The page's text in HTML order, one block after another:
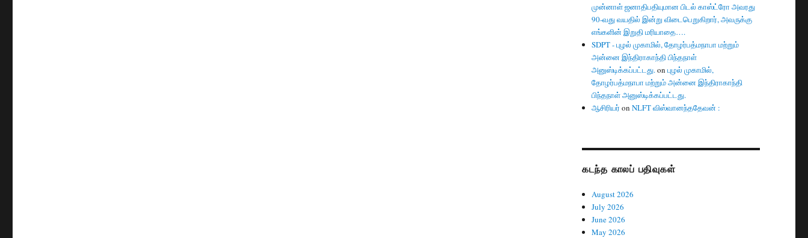
முன்னாள் ஜனாதிபதியுமான பிடல் காஸ்ட்ரோ அவரது
90-வது வயதில் இன்று விடைபெறுகிறார், அவருக்கு
எங்களின் இறுதி மரியாதை….
SDPT - புழல் முகாமில், தோழர்பத்மநாபா மற்றும்
அன்னை இந்திராகாந்தி பிந்தநாள்
அனுஸ்டிக்கப்பட்டது.onபுழல் முகாமில்,
தோழர்பத்மநாபா மற்றும் அன்னை இந்திராகாந்தி
பிந்தநாள் அனுஸ்டிக்கப்பட்டது.
ஆசிரியர் onNLFT விஸ்வானந்ததேவன் :
கடந்த காலப் பதிவுகள்
August 2026
July 2026
June 2026
May 2026